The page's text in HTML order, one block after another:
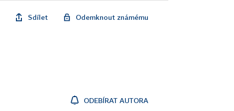
Sdílet Odemknout známému
ODEBÍRAT AUTORA